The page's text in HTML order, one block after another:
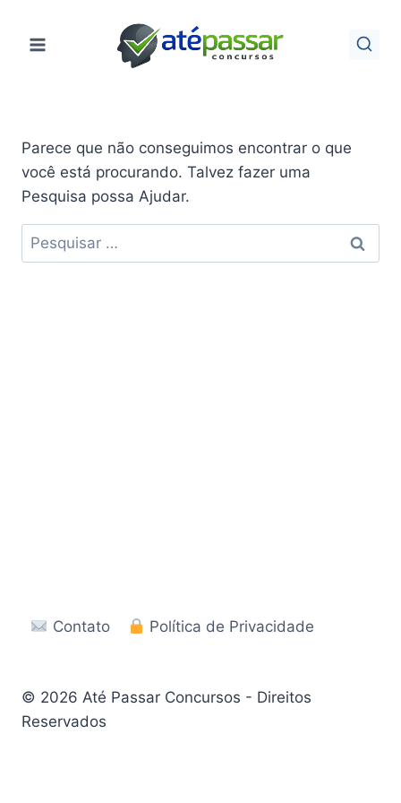
para
Parece que não conseguimos encontrar o que
você está procurando. Talvez fazer uma
Pesquisa possa Ajudar.
Pesquisar
por:
Contato Política de Privacidade
© 2026 Até Passar Concursos - Direitos
Reservados